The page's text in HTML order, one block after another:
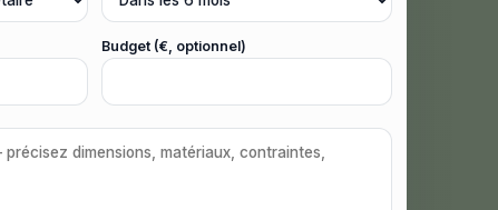
Budget (€, optionnel)